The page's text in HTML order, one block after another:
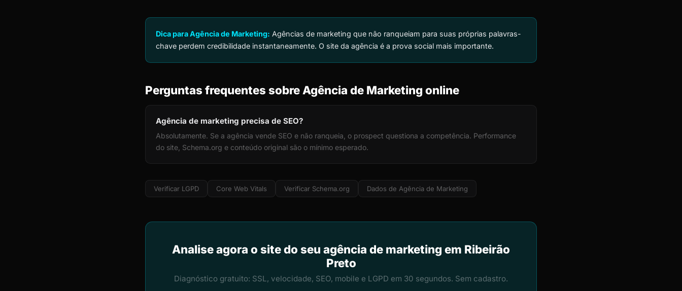
Dica para Agência de Marketing: Agências de marketing que não ranqueiam para suas próprias palavras-
chave perdem credibilidade instantaneamente. O site da agência é a prova social mais importante.
Perguntas frequentes sobre Agência de Marketing online
Agência de marketing precisa de SEO?
Absolutamente. Se a agência vende SEO e não ranqueia, o prospect questiona a competência. Performance
do site, Schema.org e conteúdo original são o mínimo esperado.
Verificar LGPD Core Web Vitals Verificar Schema.org Dados de Agência de Marketing
Analise agora o site do seu agência de marketing em Ribeirão
Preto
Diagnóstico gratuito: SSL, velocidade, SEO, mobile e LGPD em 30 segundos. Sem cadastro.